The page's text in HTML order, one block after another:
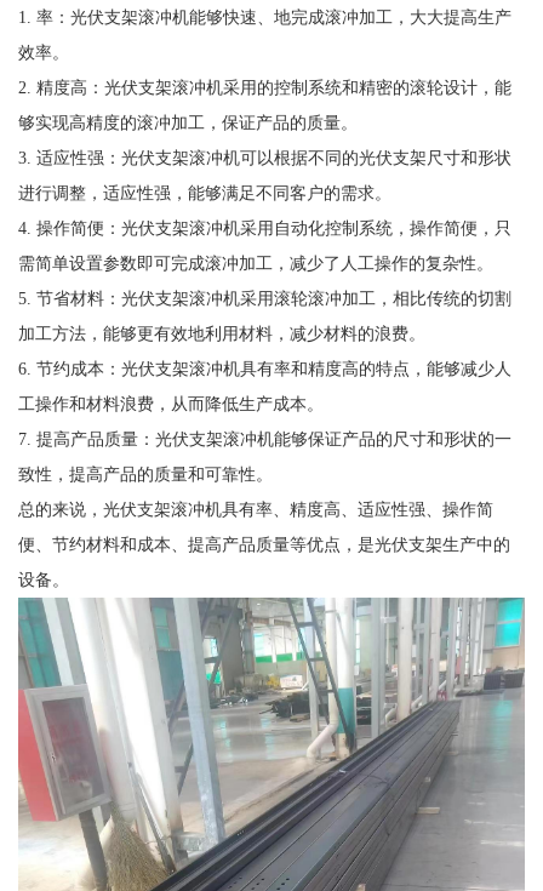
1. 率：光伏支架滚冲机能够快速、地完成滚冲加工，大大提高生产
效率。
2. 精度高：光伏支架滚冲机采用的控制系统和精密的滚轮设计，能
够实现高精度的滚冲加工，保证产品的质量。
3. 适应性强：光伏支架滚冲机可以根据不同的光伏支架尺寸和形状
进行调整，适应性强，能够满足不同客户的需求。
4. 操作简便：光伏支架滚冲机采用自动化控制系统，操作简便，只
需简单设置参数即可完成滚冲加工，减少了人工操作的复杂性。
5. 节省材料：光伏支架滚冲机采用滚轮滚冲加工，相比传统的切割
加工方法，能够更有效地利用材料，减少材料的浪费。
6. 节约成本：光伏支架滚冲机具有率和精度高的特点，能够减少人
工操作和材料浪费，从而降低生产成本。
7. 提高产品质量：光伏支架滚冲机能够保证产品的尺寸和形状的一
致性，提高产品的质量和可靠性。
总的来说，光伏支架滚冲机具有率、精度高、适应性强、操作简
便、节约材料和成本、提高产品质量等优点，是光伏支架生产中的
设备。